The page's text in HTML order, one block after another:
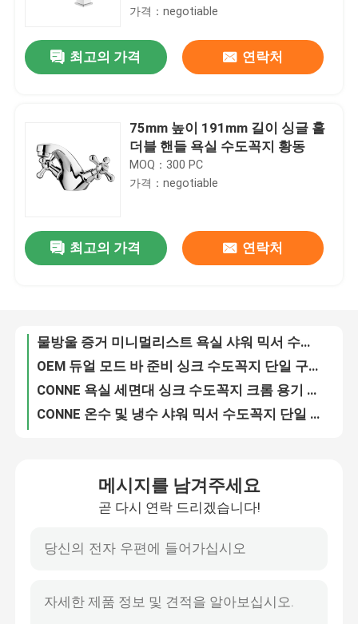
홈
회사 소개
품질 관리
연락처
부엌 믹서 꼭지
가격：negotiable
최고의 가격 연락처
75mm 높이 191mm 길이 싱글 홀
더블 핸들 욕실 수도꼭지 황동
MOQ：300 PC
가격：negotiable
최고의 가격 연락처
951mm-1301mm 핸드 샤워 레인 샤워 하드웨어 3 In 1 샤워 세트
고도 조정가능한 홀더를 가진 Chrome에 의하여 도금되는 단단한 금관 악기 강우량 샤워 정착물
황동 단일 구멍 데크 장착 세면대 수도꼭지 둥근 높은 세면대 수도꼭지
메시지를 남겨주세요
곧 다시 연락 드리겠습니다!